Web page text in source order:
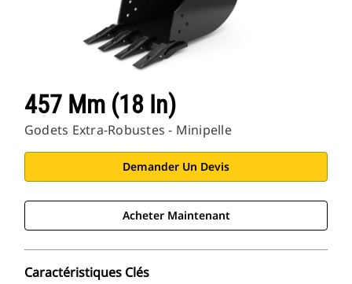
457 Mm (18 In)
Godets Extra-Robustes - Minipelle
Demander Un Devis
Acheter Maintenant
Caractéristiques Clés